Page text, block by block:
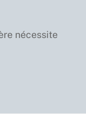
nécessite